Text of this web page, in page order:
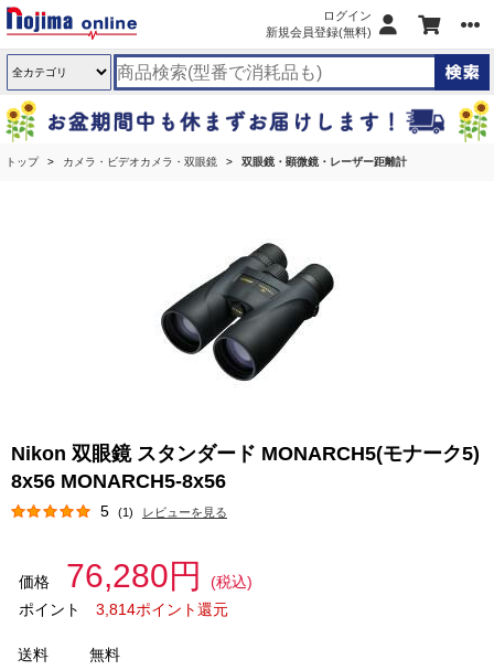
ログイン
新規会員登録(無料)
トップ カメラ・ビデオカメラ・双眼鏡 双眼鏡・顕微鏡・レーザー距離計
Nikon 双眼鏡 スタンダード MONARCH5(モナーク5)
8x56 MONARCH5-8x56
5 (1) レビューを見る
価格 76,280円
(税込)
ポイント
3,814ポイント還元
送料
無料